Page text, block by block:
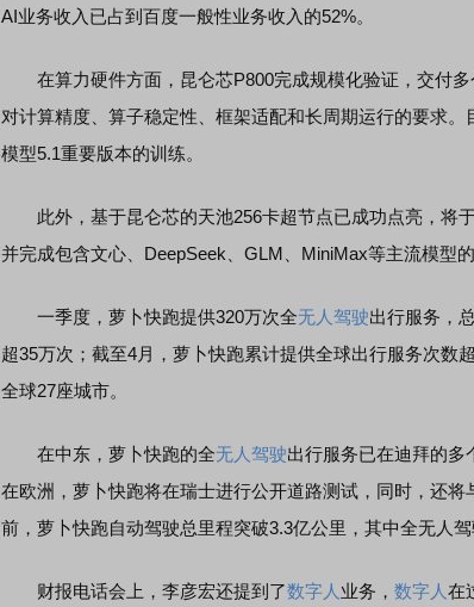
AI业务收入已占到百度一般性业务收入的52%。
在算力硬件方面，昆仑芯P800完成规模化验证，交付多
对计算精度、算子稳定性、框架适配和长周期运行的要求
模型5.1重要版本的训练。
此外，基于昆仑芯的天池256卡超节点已成功点亮，将于
并完成包含文心、DeepSeek、GLM、MiniMax等主流模型
一季度，萝卜快跑提供320万次全无人驾驶出行服务，
超35万次；截至4月，萝卜快跑累计提供全球出行服务次数
全球27座城市。
在中东，萝卜快跑的全无人驾驶出行服务已在迪拜的多
在欧洲，萝卜快跑将在瑞士进行公开道路测试，同时，还将
前，萝卜快跑自动驾驶总里程突破3.3亿公里，其中全无人驾
财报电话会上，李彦宏还提到了数字人 业务， 数字人 在